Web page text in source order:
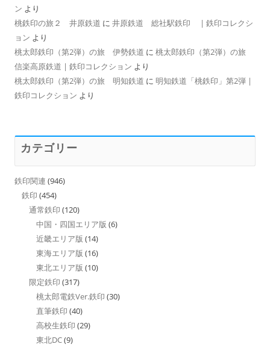
ン より
桃鉄印の旅２ 井原鉄道 に 井原鉄道 総社駅鉄印 | 鉄印コレクシ
ョン より
桃太郎鉄印（第2弾）の旅 伊勢鉄道 に 桃太郎鉄印（第2弾）の旅
信楽高原鉄道 | 鉄印コレクション より
桃太郎鉄印（第2弾）の旅 明知鉄道 に 明知鉄道「桃鉄印」第2弾 |
鉄印コレクション より
カテゴリー
鉄印関連 (946)
鉄印 (454)
通常鉄印 (120)
中国・四国エリア版 (6)
近畿エリア版 (14)
東海エリア版 (16)
東北エリア版 (10)
限定鉄印 (317)
桃太郎電鉄Ver.鉄印 (30)
直筆鉄印 (40)
高校生鉄印 (29)
東北DC(9)